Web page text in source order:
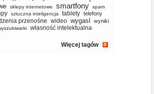
sklepy internetowe smartfony
spam
sztuczna inteligencja tablety telefony
przenośne wideo wygasl
wyniki
własność intelektualna
Więcej tagów